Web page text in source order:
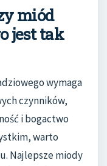
miód
jest tak
wymaga
czynników,
i bogactwo
warto
Najlepsze miody